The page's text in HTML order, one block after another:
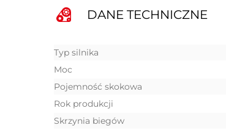
DANE TECHNICZNE
Typ silnika
Moc
Pojemność skokowa
Rok produkcji
Skrzynia biegów